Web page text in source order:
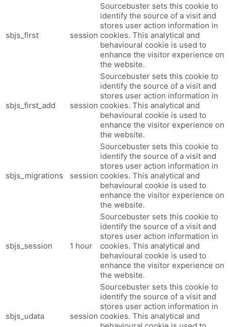
sbjs_first session
Sourcebuster sets this cookie to
identify the source of a visit and
stores user action information in
cookies. This analytical and
behavioural cookie is used to
enhance the visitor experience on
the website.
sbjs_first_add session
Sourcebuster sets this cookie to
identify the source of a visit and
stores user action information in
cookies. This analytical and
behavioural cookie is used to
enhance the visitor experience on
the website.
sbjs_migrations session
Sourcebuster sets this cookie to
identify the source of a visit and
stores user action information in
cookies. This analytical and
behavioural cookie is used to
enhance the visitor experience on
the website.
sbjs_session 1 hour
Sourcebuster sets this cookie to
identify the source of a visit and
stores user action information in
cookies. This analytical and
behavioural cookie is used to
enhance the visitor experience on
the website.
sbjs_udata session
Sourcebuster sets this cookie to
identify the source of a visit and
stores user action information in
cookies. This analytical and